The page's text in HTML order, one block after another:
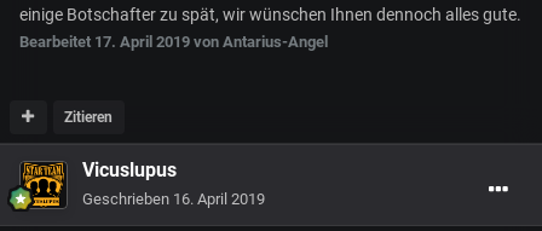
einige Botschafter zu spät, wir wü nschen Ihnen dennoch alles gute.
Bearbeitet 17. April 2019 von Antarius-Angel
Zitieren
Vicuslupus
Geschrieben 16. April 2019